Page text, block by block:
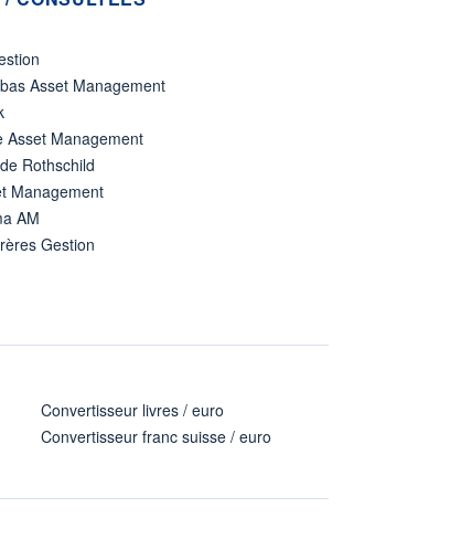
Asset Management
Asset Management
Rothschild
Management
AM
Gestion
Convertisseur livres / euro
Convertisseur franc suisse / euro